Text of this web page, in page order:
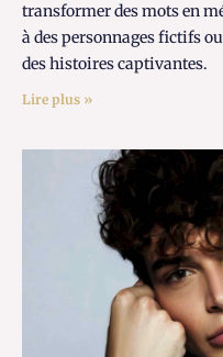
transformer des mots en
à des personnages fictifs
des histoires captivantes.
Lire plus »